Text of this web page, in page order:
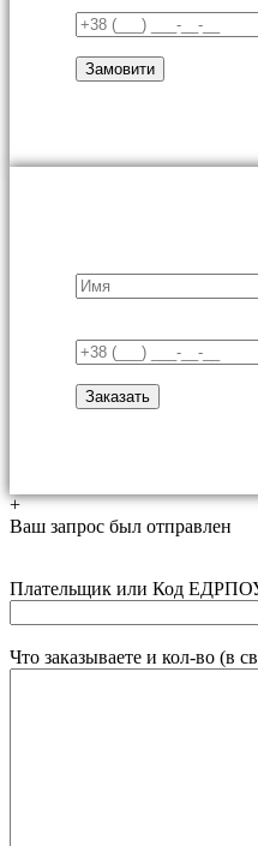
+
Ваш запрос был отправлен
Плательщик или Код
Что заказываете и кол-во (в